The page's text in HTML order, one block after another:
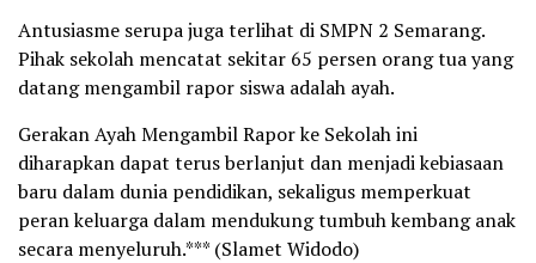
Antusiasme serupa juga terlihat di SMPN 2 Semarang.
Pihak sekolah mencatat sekitar 65 persen orang tua yang
datang mengambil rapor siswa adalah ayah.
Gerakan Ayah Mengambil Rapor ke Sekolah ini
diharapkan dapat terus berlanjut dan menjadi kebiasaan
baru dalam dunia pendidikan, sekaligus memperkuat
peran keluarga dalam mendukung tumbuh kembang anak
secara menyeluruh.*** (Slamet Widodo)